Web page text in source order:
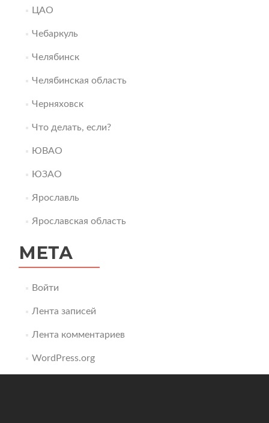
ЦАО
Чебаркуль
Челябинск
Челябинская область
Черняховск
Что делать, если?
ЮВАО
ЮЗАО
Ярославль
Ярославская область
МЕТА
Войти
Лента записей
Лента комментариев
WordPress.org